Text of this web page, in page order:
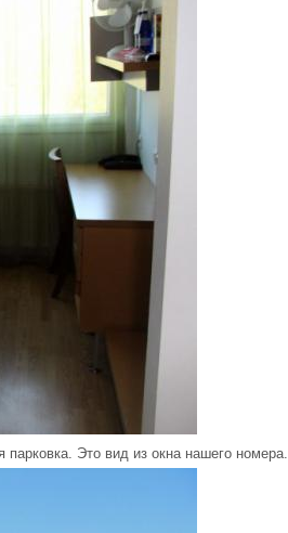
Это вид из окна нашего номера.